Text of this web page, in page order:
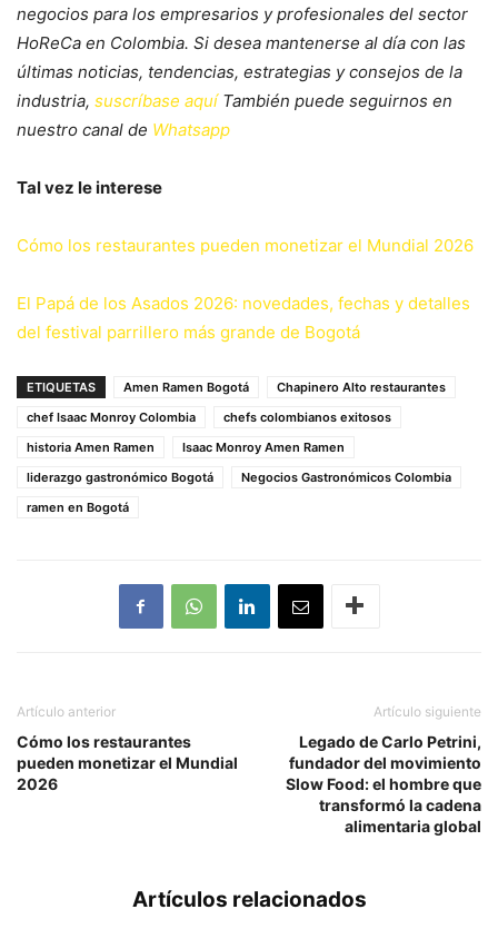
negocios para los empresarios y profesionales del sector
HoReCa en Colombia. Si desea mantenerse al día con las
últimas noticias, tendencias, estrategias y consejos de la
industria, suscríbase aquí También puede seguirnos en
nuestro canal de Whatsapp
Tal vez le interese
Cómo los restaurantes pueden monetizar el Mundial 2026
El Papá de los Asados 2026: novedades, fechas y detalles
del festival parrillero más grande de Bogotá
ETIQUETAS Amen Ramen Bogotá
Chapinero Alto restaurantes
chef Isaac Monroy Colombia
chefs colombianos exitosos
historia Amen Ramen
Isaac Monroy Amen Ramen
liderazgo gastronómico Bogotá
Negocios Gastronómicos Colombia
ramen en Bogotá
Artículo anterior
Cómo los restaurantes
pueden monetizar el Mundial
2026
Artículo siguiente
Legado de Carlo Petrini,
fundador del movimiento
Slow Food: el hombre que
transformó la cadena
alimentaria global
Artículos relacionados